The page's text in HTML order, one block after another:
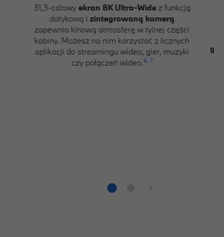
31,3-calowyekran 8K Ultra-Widez funkcją
dotykową i zintegrowaną kamerą
zapewnia kinową atmosferę w tylnej części
kabiny. Możesz na nim korzystać z licznych
aplikacji do streamingu wideo, gier, muzyki
czy połączeń wideo.6,7